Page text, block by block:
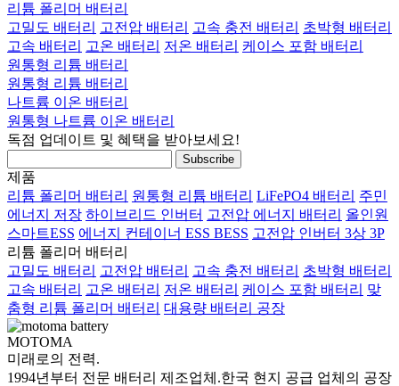
리튬 폴리머 배터리
고밀도 배터리
고전압 배터리 고속 충전 배터리 초박형 배터리
고속 배터리
고온 배터리 저온 배터리 케이스 포함 배터리
원통형 리튬 배터리
원통형 리튬 배터리
나트륨 이온 배터리
원통형 나트륨 이온 배터리
독점 업데이트 및 혜택을 받아보세요!
제품
리튬 폴리머 배터리 원통형 리튬 배터리 LiFePO4 배터리 주민
에너지 저장 하이브리드 인버터 고전압 에너지 배터리 올인원
스마트ESS 에너지 컨테이너 ESS BESS 고전압 인버터 3상 3P
리튬 폴리머 배터리
고밀도 배터리
고전압 배터리 고속 충전 배터리 초박형 배터리
고속 배터리
고온 배터리 저온 배터리 케이스 포함 배터리 맞
춤형 리튬 폴리머 배터리 대용량 배터리 공장
MOTOMA
미래로의 전력.
1994년부터 전문 배터리 제조업체.한국 현지 공급 업체의 공장